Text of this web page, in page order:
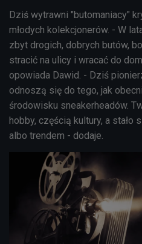
Dziś wytrawni "butomaniacy"
młodych kolekcjonerów. - W
zbyt drogich, dobrych butów,
stracić na ulicy i wracać do
opowiada Dawid. - Dziś
odnoszą się do tego, jak
środowisku sneakerheadów.
hobby, częścią kultury, a
albo trendem - dodaje.